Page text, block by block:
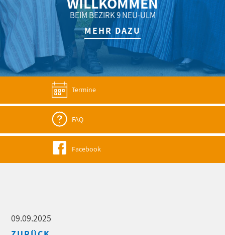
BEIM BEZIRK 9 NEU-ULM
MEHR DAZU
Termine
FAQ
Facebook
09.09.2025